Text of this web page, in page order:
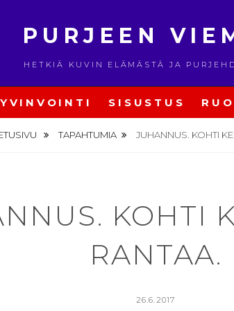
PURJEEN
HETKIÄ KUVIN ELÄMÄSTÄ JA
SISUSTUS
TAPAHTUMIA JUHANNUS. KOHTI
KOHTI
RANTAA.
POSTED
26.6.2017